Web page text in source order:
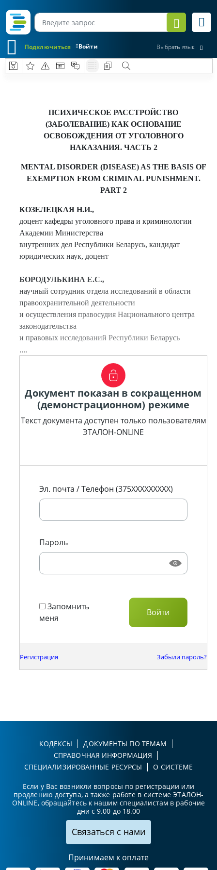
Войти
Подключиться Выбрать язык
ПСИХИЧЕСКОЕ РАССТРОЙСТВО
(ЗАБОЛЕВАНИЕ) КАК ОСНОВАНИЕ
ОСВОБОЖДЕНИЯ ОТ УГОЛОВНОГО
НАКАЗАНИЯ. ЧАСТЬ 2
MENTAL DISORDER (DISEASE) AS THE BASIS OF
EXEMPTION FROM CRIMINAL PUNISHMENT.
PART 2
КОЗЕЛЕЦКАЯ Н.И.,
доцент кафедры уголовного права и криминологии
Академии Министерства
внутренних дел Республики Беларусь, кандидат
юридических наук, доцент
БОРОДУЛЬКИНА Е.С.,
научный сотрудник отдела исследований в области
правоохранительной деятельности
и осуществления правосудия Национального центра
законодательства
и правовых исследований Республики Беларусь
....
Документ показан в сокращенном
(демонстрационном) режиме
Текст документа доступен только пользователям
ЭТАЛОН-ONLINE
Эл. почта / Телефон (375XXXXXXXXX)
Пароль
Запомнить
меня
Регистрация Забыли пароль?
КОДЕКСЫ
ДОКУМЕНТЫ ПО ТЕМАМ
СПРАВОЧНАЯ ИНФОРМАЦИЯ
СПЕЦИАЛИЗИРОВАННЫЕ РЕСУРСЫ
О СИСТЕМЕ
Если у Вас возникли вопросы по регистрации или
продлению доступа, а также работе в системе ЭТАЛОН-
ONLINE, обращайтесь к нашим специалистам в рабочие
дни с 9.00 до 18.00
Связаться с нами
Принимаем к оплате